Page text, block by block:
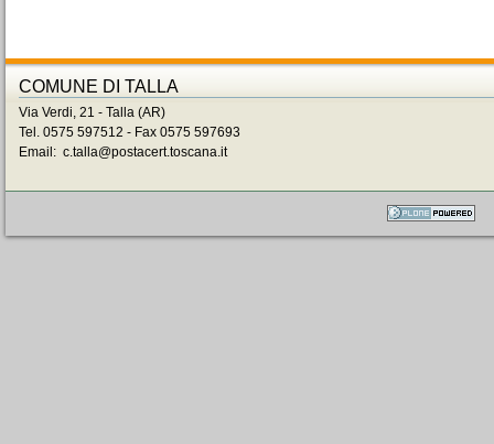
COMUNE DI TALLA
Via Verdi, 21 - Talla (AR)
Tel. 0575 597512 - Fax 0575 597693
Email: c.talla@postacert.toscana.it